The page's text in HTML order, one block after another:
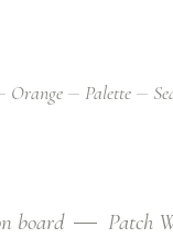
Orange Palette
board Patch